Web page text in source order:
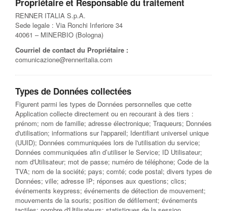
Propriétaire et Responsable du traitement
RENNER ITALIA S.p.A.
Sede legale : Via Ronchi Inferiore 34
40061 – MINERBIO (Bologna)
Courriel de contact du Propriétaire :
comunicazione@renneritalia.com
Types de Données collectées
Figurent parmi les types de Données personnelles que cette
Application collecte directement ou en recourant à des tiers :
prénom; nom de famille; adresse électronique; Traqueurs; Données
d'utilisation; informations sur l'appareil; Identifiant universel unique
(UUID); Données communiquées lors de l'utilisation du service;
Données communiquées afin d’utiliser le Service; ID Utilisateur;
nom d'Utilisateur; mot de passe; numéro de téléphone; Code de la
TVA; nom de la société; pays; comté; code postal; divers types de
Données; ville; adresse IP; réponses aux questions; clics;
événements keypress; événements de détection de mouvement;
mouvements de la souris; position de défilement; événements